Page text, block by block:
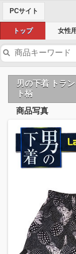
PCサイト
トップ 女性用
男の下着 トラ
ト柄
商品写真